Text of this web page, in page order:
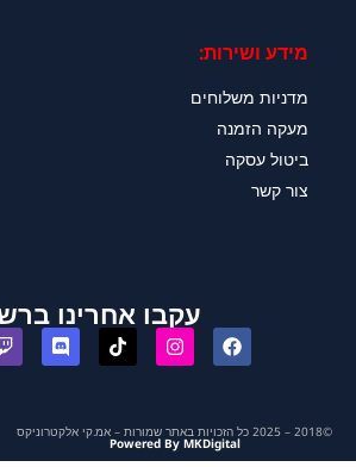
מידע ושירות:
מדניות משלוחים
מעקה הזמנה
ביטול עסקה
צור קשר
עקבו אחרינו
©2018 – 2025 כל הזכויות באתר שמורות – אמ.קי אלקטרוניקס
Powered By MKDigital